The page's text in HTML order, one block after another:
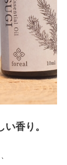
香り。